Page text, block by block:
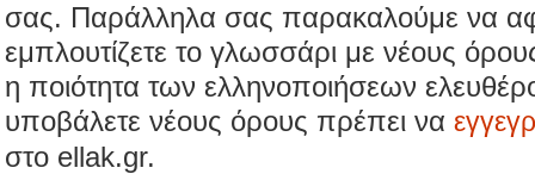
σας. Παράλληλα σας παρακαλούμε να
εμπλουτίζετε το γλωσσάρι με νέους
η ποιότητα των ελληνοποιήσεων
υποβάλετε νέους όρους πρέπει να
στο ellak.gr.